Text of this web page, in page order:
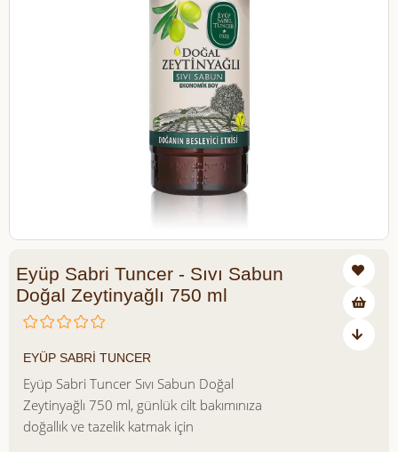
Eyüp Sabri Tuncer - Sıvı Sabun
Doğal Zeytinyağlı 750 ml
EYÜP SABRİ TUNCER
Eyüp Sabri Tuncer Sıvı Sabun Doğal
Zeytinyağlı 750 ml, günlük cilt bakımınıza
doğallık ve tazelik katmak için